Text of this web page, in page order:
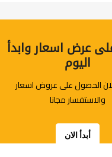
عرض اسعار وابدأ
اليوم
الحصول على عروض اسعار
والاستفسار مجانا
أبدأ الان